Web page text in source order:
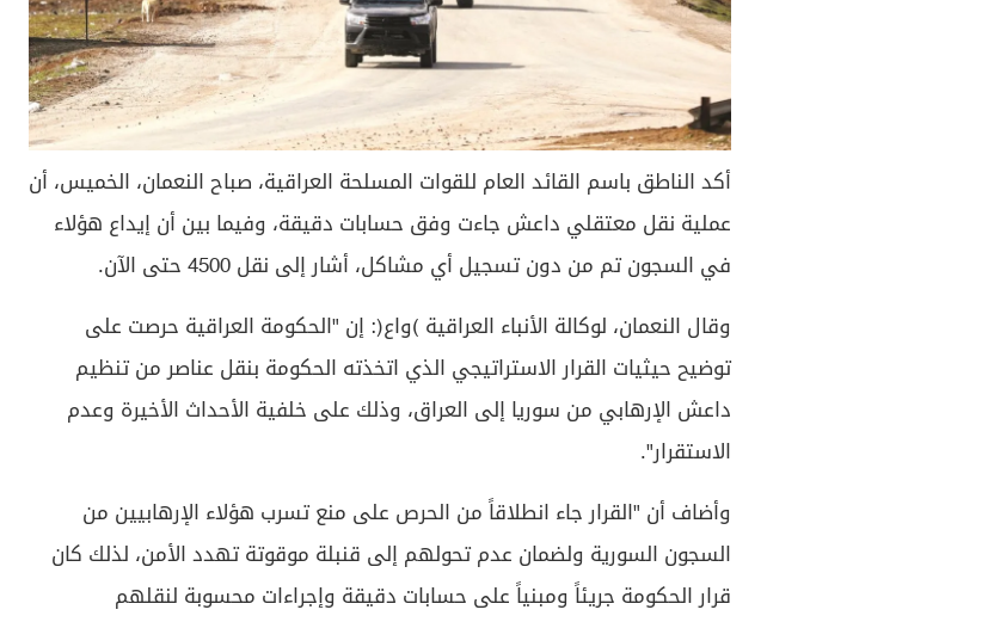
أكد الناطق باسم القائد العام للقوات المسلحة العراقية، صباح النعمان، الخميس، أن
عملية نقل معتقلي داعش جاءت وفق حسابات دقيقة، وفيما بين أن إيداع هؤلاء
في السجون تم من دون تسجيل أي مشاكل، أشار إلى نقل 4500 حتى الآن.
وقال النعمان، لوكالة الأنباء العراقية (واع): إن "الحكومة العراقية حرصت على
توضيح حيثيات القرار الاستراتيجي الذي اتخذته الحكومة بنقل عناصر من تنظيم
داعش الإرهابي من سوريا إلى العراق، وذلك على خلفية الأحداث الأخيرة وعدم
الاستقرار".
وأضاف أن "القرار جاء انطلاقاً من الحرص على منع تسرب هؤلاء الإرهابيين من
السجون السورية ولضمان عدم تحولهم إلى قنبلة موقوتة تهدد الأمن، لذلك كان
قرار الحكومة جريئاً ومبنياً على حسابات دقيقة وإجراءات محسوبة لنقلهم